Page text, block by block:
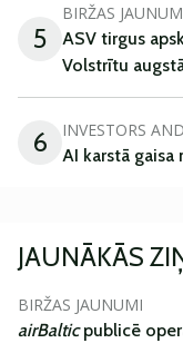
5
BIRŽAS
ASV tirgus
Volstrītu
6 INVESTORS
AI karstā gaisa
JAUNĀKĀS
BIRŽAS JAUNUMI
airBalticpublicē